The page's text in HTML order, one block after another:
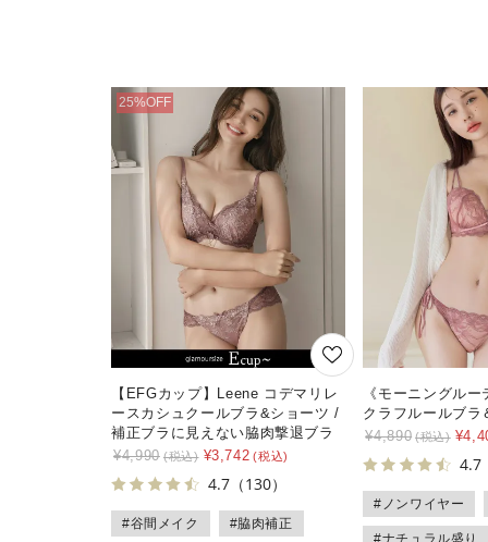
【EFGカップ】Leene コデマリレ
ースカシュクールブラ&ショーツ /
補正ブラに見えない脇肉撃退ブラ
¥4,990 ¥3,742
4.7 （130）
#谷間メイク #脇肉補正
《モーニングル
クラフルールブラ
¥4,890 ¥
4.7
#ノンワイヤー
#ナチュラル盛り